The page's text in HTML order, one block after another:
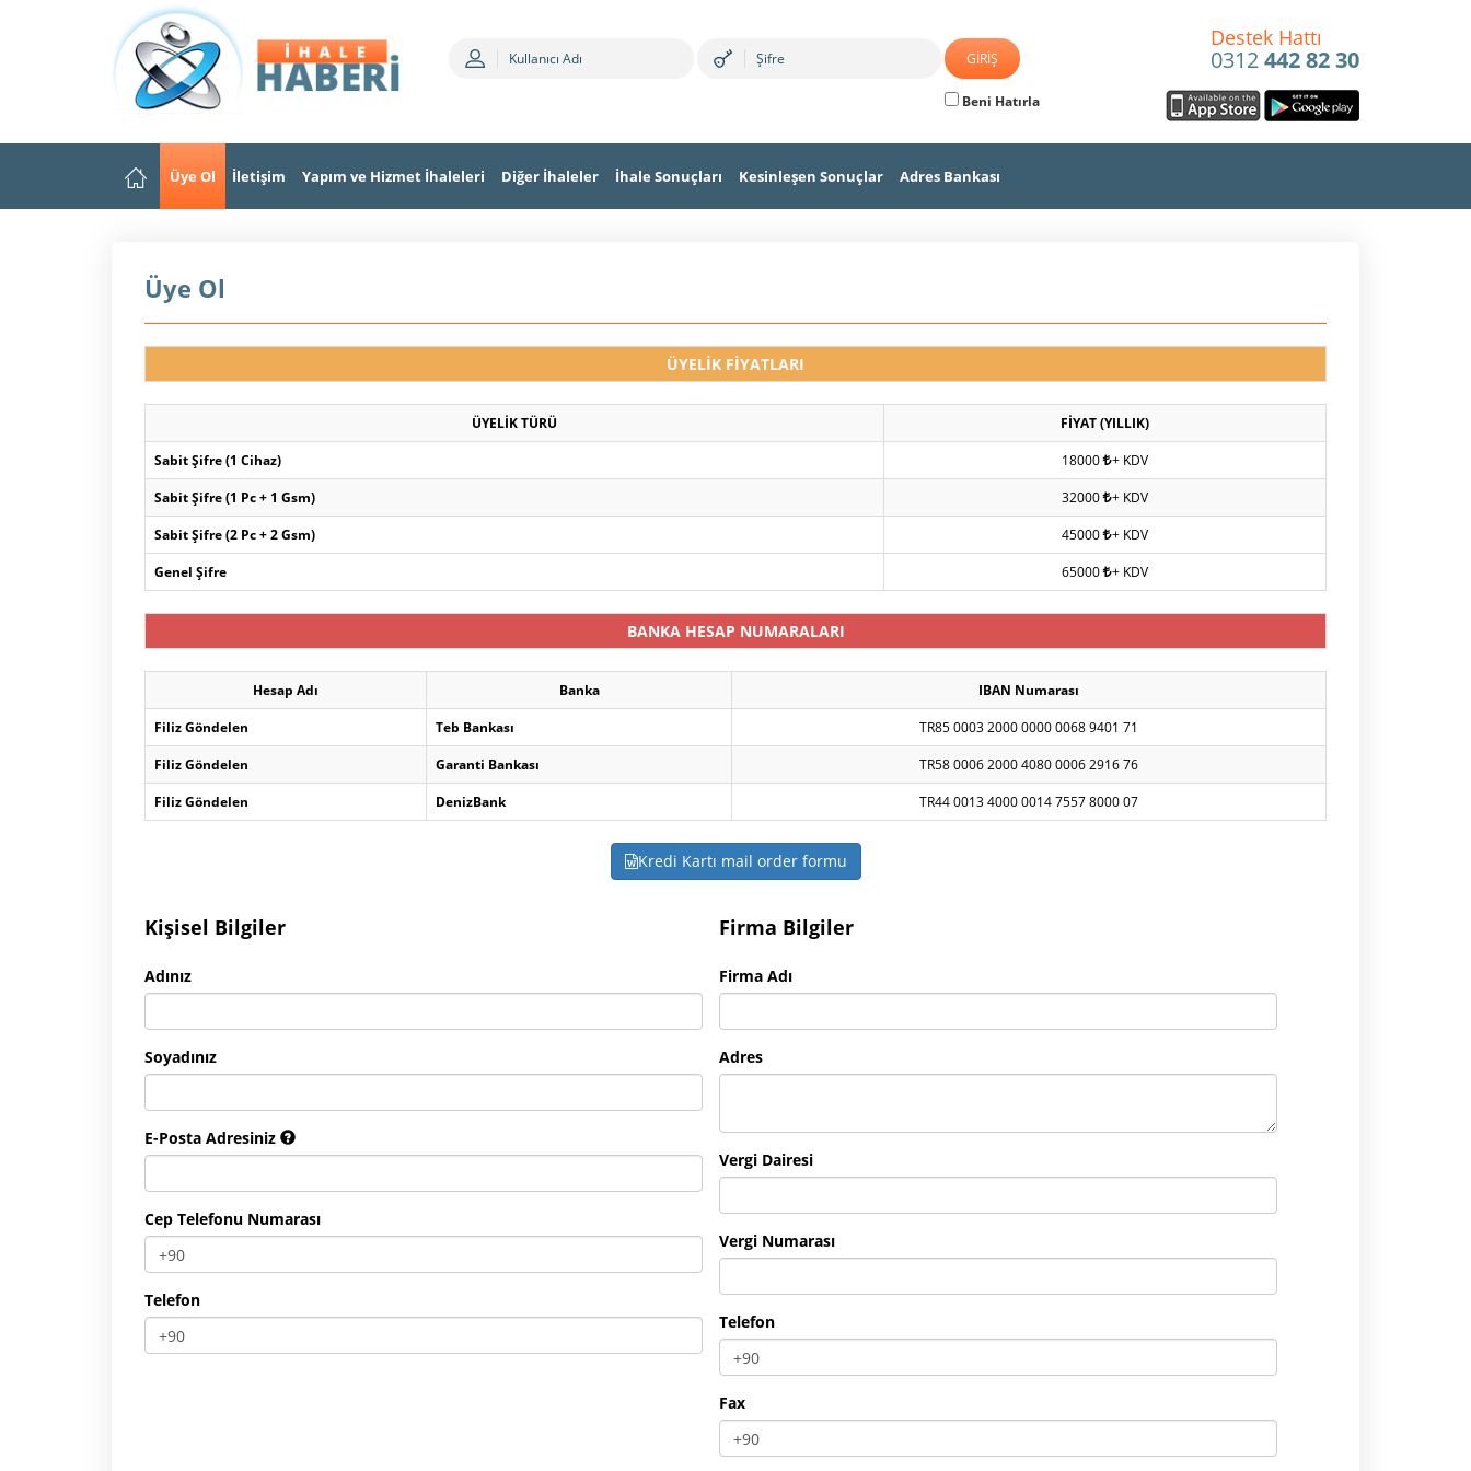
Beni Hatırla
Destek Hattı
0312442 82 30
Üye Ol İletişim Yapım ve Hizmet İhaleleri Diğer İhaleler İhale Sonuçları Kesinleşen Sonuçlar Adres Bankası
Üye Ol
ÜYELİK FİYATLARI
ÜYELİK TÜRÜ
FİYAT (YILLIK)
Sabit Şifre (1 Cihaz)
18000 + KDV
Sabit Şifre (1 Pc + 1 Gsm)
32000 + KDV
Sabit Şifre (2 Pc + 2 Gsm)
45000 + KDV
Genel Şifre
65000 + KDV
BANKA HESAP NUMARALARI
Hesap Adı Banka
IBAN Numarası
Filiz Göndelen
Teb Bankası
TR85 0003 2000 0000 0068 9401 71
Filiz Göndelen
Garanti Bankası
TR58 0006 2000 4080 0006 2916 76
Filiz Göndelen
DenizBank TR44 0013 4000 0014 7557 8000 07
Kredi Kartı mail order formu
Kişisel Bilgiler
Adınız
Soyadınız
E-Posta Adresiniz
Cep Telefonu Numarası
Telefon
Firma Bilgiler
Firma Adı
Adres
Vergi Dairesi
Vergi Numarası
Telefon
Fax